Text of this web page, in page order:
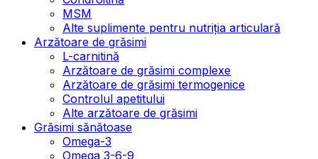
MSM
Alte suplimente pentru nutriția articulară
Arzătoare de grăsimi
L-carnitină
Arzătoare de grăsimi complexe
Arzătoare de grăsimi termogenice
Controlul apetitului
Alte arzătoare de grăsimi
Grăsimi sănătoase
Omega-3
Omega 3-6-9